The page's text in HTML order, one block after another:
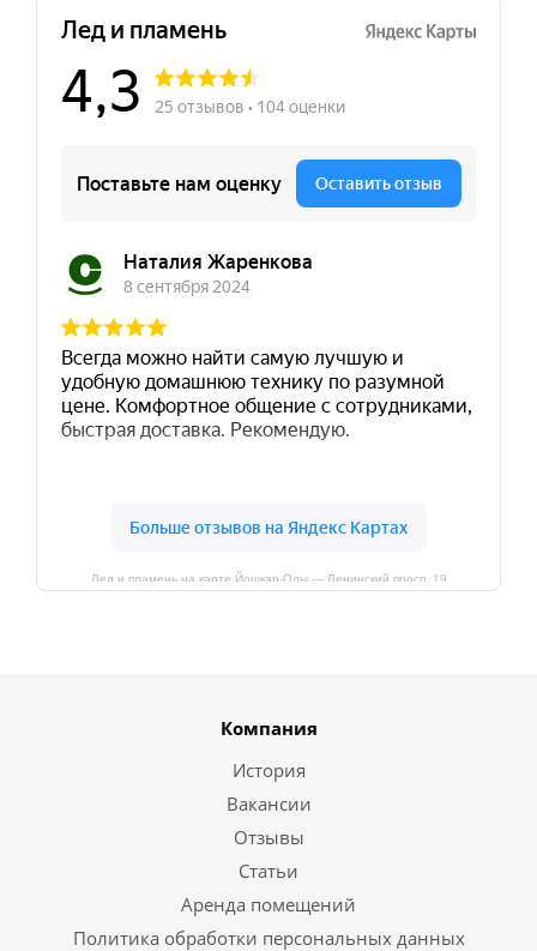
Лед и пламень на карте Йошкар‑Олы — Ленинский просп.,19
Компания
История
Вакансии
Отзывы
Статьи
Аренда помещений
Политика обработки персональных данных